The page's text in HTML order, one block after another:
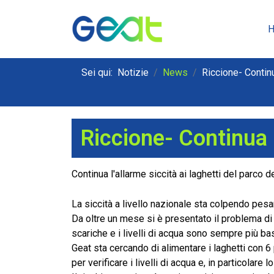
Sei qui: Notizie News Riccione-
Riccione-
Continua l'allarme siccità ai laghetti del parco
La siccità a livello nazionale sta colpendo
Da oltre un mese si è presentato il problema
scariche e i livelli di acqua sono sempre più
Geat sta cercando di alimentare i laghetti con
per verificare i livelli di acqua e, in particolare